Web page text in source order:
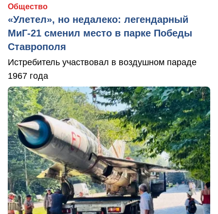
Общество
«Улетел», но недалеко: легендарный
МиГ-21 сменил место в парке Победы
Ставрополя
Истребитель участвовал в воздушном параде
1967 года